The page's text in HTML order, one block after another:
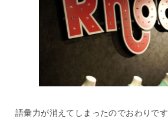
語彙力が消えてしまったのでおわりです